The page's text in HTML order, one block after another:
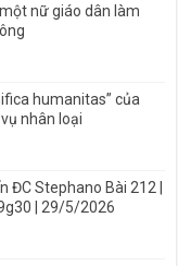
nữ giáo dân làm
humanitas” của
nhân loại
ĐC Stephano Bài 212 |
| 29/5/2026